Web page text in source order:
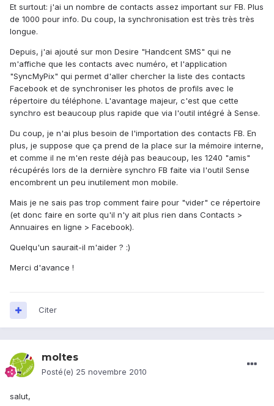
Et surtout: j'ai un nombre de contacts assez important sur FB. Plus
de 1000 pour info. Du coup, la synchronisation est très très très
longue.
Depuis, j'ai ajouté sur mon Desire "Handcent SMS" qui ne
m'affiche que les contacts avec numéro, et l'application
"SyncMyPix" qui permet d'aller chercher la liste des contacts
Facebook et de synchroniser les photos de profils avec le
répertoire du téléphone. L'avantage majeur, c'est que cette
synchro est beaucoup plus rapide que via l'outil intégré à Sense.
Du coup, je n'ai plus besoin de l'importation des contacts FB. En
plus, je suppose que ça prend de la place sur la mémoire interne,
et comme il ne m'en reste déjà pas beaucoup, les 1240 "amis"
récupérés lors de la dernière synchro FB faite via l'outil Sense
encombrent un peu inutilement mon mobile.
Mais je ne sais pas trop comment faire pour "vider" ce répertoire
(et donc faire en sorte qu'il n'y ait plus rien dans Contacts >
Annuaires en ligne > Facebook).
Quelqu'un saurait-il m'aider ? :)
Merci d'avance !
Citer
moltes
Posté(e) 25 novembre 2010
salut,